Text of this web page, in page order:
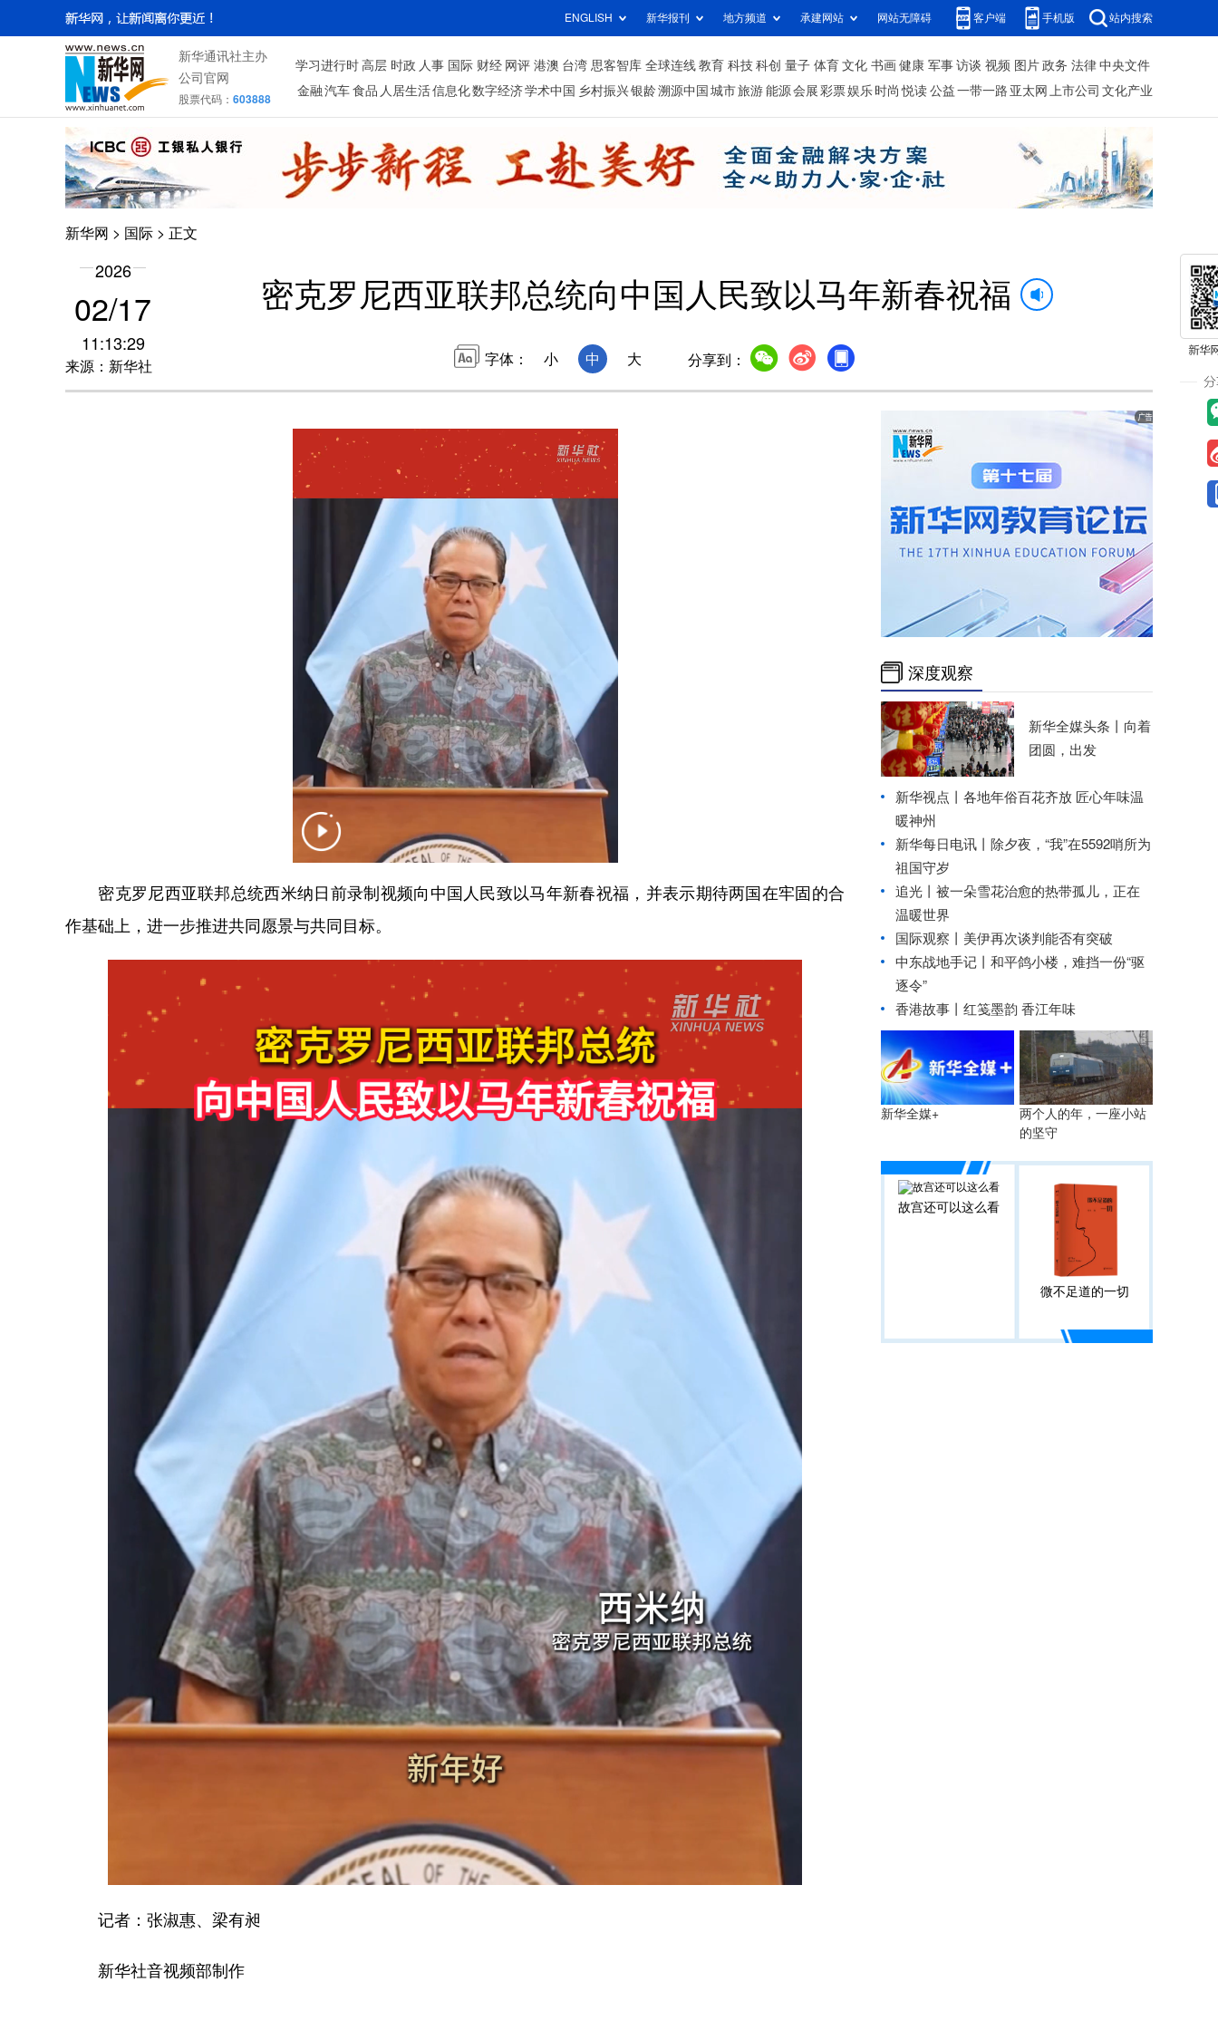
ENGLISH 新华报刊 地方频道 承建网站 网站无障碍 客户端 手机版 站内搜索
新华通讯社主办
公司官网
股票代码： 603888
学习进行时 高层 时政 人事 国际 财经 网评 港澳 台湾 思客智库 全球连线 教育 科技 科创 量子 体育 文化 书画 健康 军事 访谈 视频 图片 政务 法律 中央文件
金融 汽车 食品 人居生活信息化数字经济学术中国 乡村振兴银龄溯源中国 城市旅游 能源 会展 彩票娱乐 时尚 悦读 公益 一带一路 亚太网 上市公司 文化产业
新华网 > 国际 > 正文
2026
02/17
11:13:29
来源：新华社
密克罗尼西亚联邦总统向中国人民致以马年新春祝福
字体： 小 中 大 分享到：
密克罗尼西亚联邦总统西米纳日前录制视频向中国人民致以马年新春祝福，并表示期待两国在牢固的合
作基础上，进一步推进共同愿景与共同目标。
记者：张淑惠、梁有昶
新华社音视频部制作
深度观察
新华全媒头条丨 向着
团圆，出发
新华视点丨 各地年俗百花齐放 匠心年味温
暖神州
新华每日电讯丨 除夕夜，“我”在5592哨所为
祖国守岁
追光丨 被一朵雪花治愈的热带孤儿，正在
温暖世界
国际观察丨 美伊再次谈判能否有突破
中东战地手记丨和平鸽小楼，难挡一份“驱
逐令”
香港故事丨红笺墨韵 香江年味
新华全媒+
两个人的年，一座小站
的坚守
故宫还可以这么看
微不足道的一切